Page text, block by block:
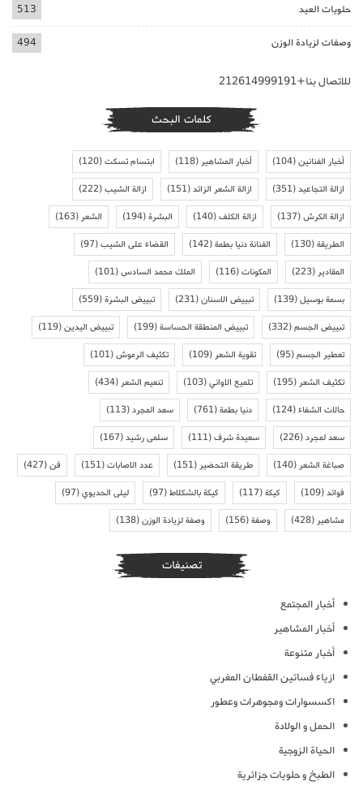
حلويات العيد 513
وصفات لزيادة الوزن 494
للاتصال بنا+212614999191
كلمات البحث
أخبار الفنانين(104) أخبار المشاهير(118) ابتسام تسكت(120)
ازالة التجاعيد(351) ازالة الشعر الزائد(151) ازالة الشيب(222)
ازالة الكرش(137) ازالة الكلف(140) البشرة(194) الشعر(163)
الطريقة(130) الفنانة دنيا بطمة(142) القضاء على الشيب(97)
المقادير(223) المكونات(116) الملك محمد السادس(101)
بسمة بوسيل(139) تبييض الاسنان(231) تبييض البشرة(559)
تبييض الجسم(332) تبييض المنطقة الحساسة(199) تبييض اليدين(119)
تعطير الجسم(95) تقوية الشعر(109) تكثيف الرموش(101)
تكثيف الشعر(195) تلميع الاواني(103) تنعيم الشعر(434)
حالات الشفاء(124) دنيا بطمة(761) سعد المجرد(113)
سعد لمجرد(226) سعيدة شرف(111) سلمى رشيد(167)
صباغة الشعر(140) طريقة التحضير(151) عدد الاصابات(151) فن(427)
فوائد(109) كيكة(117) كيكة بالشكلاط(97) ليلى الحديوي(97)
مشاهير(428) وصفة(156) وصفة لزيادة الوزن(138)
تصنيفات
أخبار المجتمع
أخبار المشاهير
أخبار متنوعة
ازياء فساتين القفطان المغربي
اكسسوارات ومجوهرات وعطور
الحمل و الولادة
الحياة الزوجية
الطبخ و حلويات جزائرية